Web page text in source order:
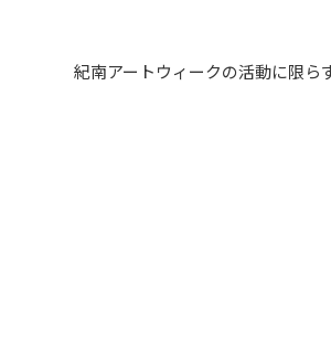
紀南アートウィークの活動に限ら